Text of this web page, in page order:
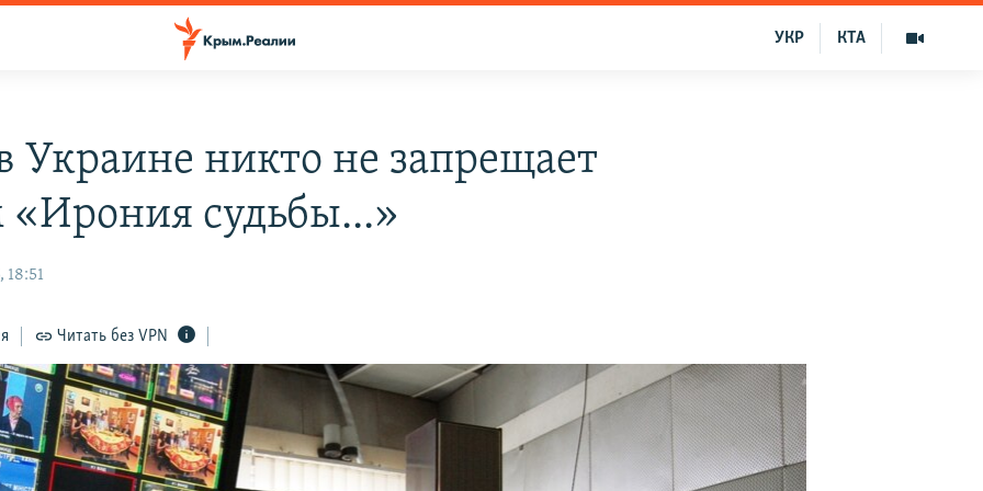
КТА
УКР
Украине никто не запрещает
судьбы...»
18:51
Читать без VPN